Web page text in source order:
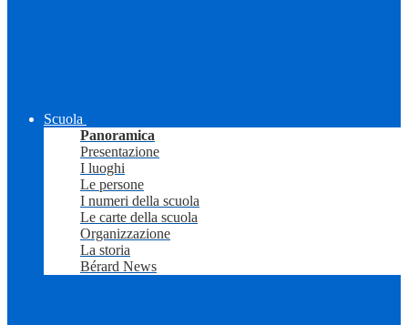
Scuola
Panoramica
Presentazione
I luoghi
Le persone
I numeri della scuola
Le carte della scuola
Organizzazione
La storia
Bérard News